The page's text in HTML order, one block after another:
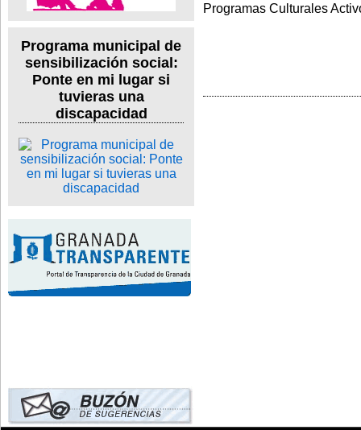
Programa municipal de
sensibilización social:
Ponte en mi lugar si
tuvieras una
discapacidad
Programas Culturales